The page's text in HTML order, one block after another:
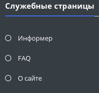
Служебные страницы
Информер
FAQ
О сайте